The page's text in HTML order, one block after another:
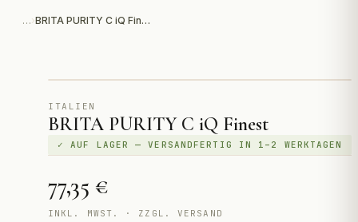
…› BRITA PURITY C iQ Finest
ITALIEN
BRITA PURITY C iQ Finest
✓ AUF LAGER — VERSANDFERTIG IN 1–2 WERKTAGEN
77,35 €
INKL. MWST. · ZZGL. VERSAND